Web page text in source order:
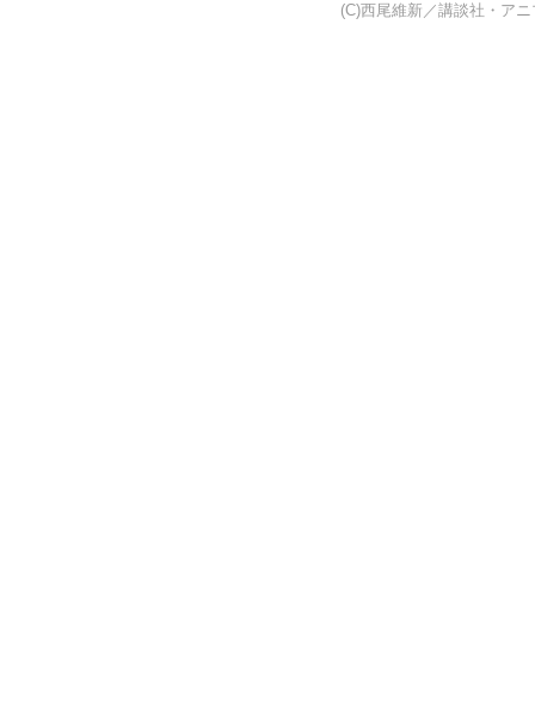
(C)西尾維新／講談社・ア